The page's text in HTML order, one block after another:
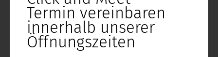
Termin vereinbaren
innerhalb unserer
Öffnungszeiten